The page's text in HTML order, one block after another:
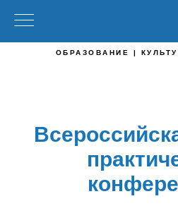
ОБРАЗОВАНИЕ |